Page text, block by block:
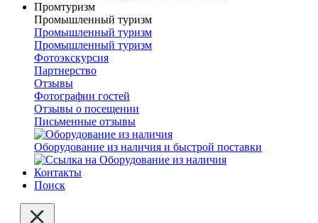
Промтуризм
Промышленный туризм
Промышленный туризм
Промышленный туризм
Фотоэкскурсия
Партнерство
Отзывы
Фотографии гостей
Отзывы о посещении
Письменные отзывы
Оборудование из наличия и быстрой поставки
Контакты
Поиск